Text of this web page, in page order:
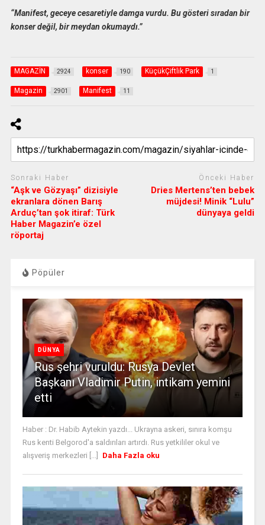
“Manifest, geceye cesaretiyle damga vurdu. Bu gösteri sıradan bir
konser değil, bir meydan okumaydı.”
MAGAZİN 2924 konser 190 KüçükÇiftlik Park 1
Magazin 2901 Manifest 11
Sonraki Haber
“Aşk ve Gözyaşı” dizisiyle
ekranlara dönen Barış
Arduç’tan şok itiraf: Türk
Haber Magazin’e özel
röportaj
Önceki Haber
Dries Mertens’ten bebek
müjdesi! Minik “Lulu”
dünyaya geldi
Pöpüler
DÜNYA
Rus şehri vuruldu: Rusya Devlet
Başkanı Vladimir Putin, intikam yemini
etti
Haber : Dr. Habib Aytekin yazdı... Ukrayna askeri, sınıra komşu
Rus kenti Belgorod'a saldırıları artırdı. Rus yetkililer okul ve
alışveriş merkezleri [...]
Daha Fazla oku